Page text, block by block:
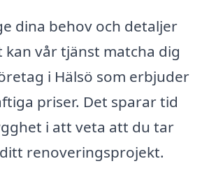
dina behov och detaljer
vår tjänst matcha dig
i Hälsö som erbjuder
priser. Det sparar tid
i att veta att du tar
renoveringsprojekt.